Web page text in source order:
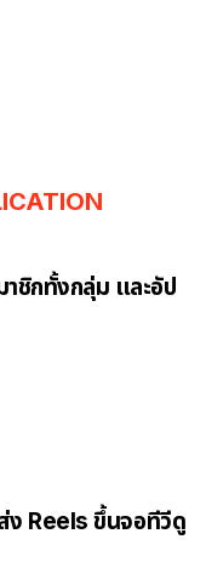
ชิกทั้งกลุ่ม และอัป
Reels ขึ้นจอทีวีดู